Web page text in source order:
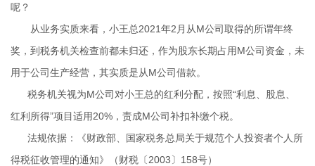
呢？
从业务实质来看，小王总2021年2月从M公司取得的所谓年终
奖，到税务机关检查前都未归还，作为股东长期占用M公司资金，未
用于公司生产经营，其实质是从M公司借款。
税务机关视为M公司对小王总的红利分配，按照“利息、股息、
红利所得”项目适用20%，责成M公司补扣补缴个税。
法规依据：
《财政部、国家税务总局关于规范个人投资者个人所
得税征收管理的通知》（财税〔2003〕158号）